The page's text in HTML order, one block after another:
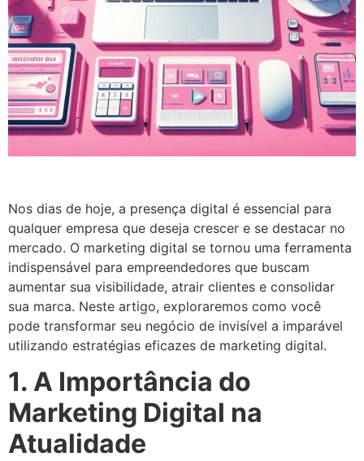
Nos dias de hoje, a presença digital é essencial para
qualquer empresa que deseja crescer e se destacar no
mercado. O marketing digital se tornou uma ferramenta
indispensável para empreendedores que buscam
aumentar sua visibilidade, atrair clientes e consolidar
sua marca. Neste artigo, exploraremos como você
pode transformar seu negócio de invisível a imparável
utilizando estratégias eficazes de marketing digital.
1. A Importância do
Marketing Digital na
Atualidade